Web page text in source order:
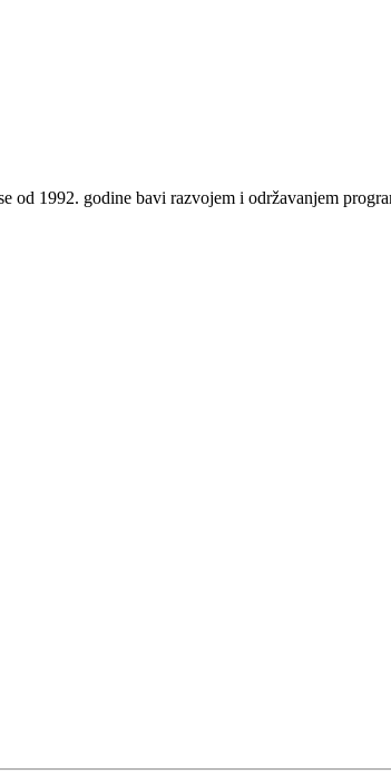
1992. godine bavi razvojem i održavanjem